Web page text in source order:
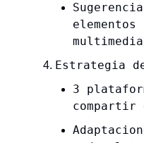
multimedia
Estrategia
3
compartir